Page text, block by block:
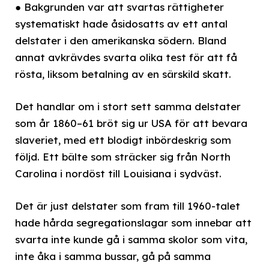
● Bakgrunden var att svartas rättigheter
systematiskt hade åsidosatts av ett antal
delstater i den amerikanska södern. Bland
annat avkrävdes svarta olika test för att få
rösta, liksom betalning av en särskild skatt.
Det handlar om i stort sett samma delstater
som år 1860–61 bröt sig ur USA för att bevara
slaveriet, med ett blodigt inbördeskrig som
följd. Ett bälte som sträcker sig från North
Carolina i nordöst till Louisiana i sydväst.
Det är just delstater som fram till 1960-talet
hade hårda segregationslagar som innebar att
svarta inte kunde gå i samma skolor som vita,
inte åka i samma bussar, gå på samma